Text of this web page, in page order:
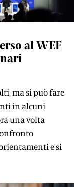
al WEF
ma si può fare
in alcuni
una volta
e si